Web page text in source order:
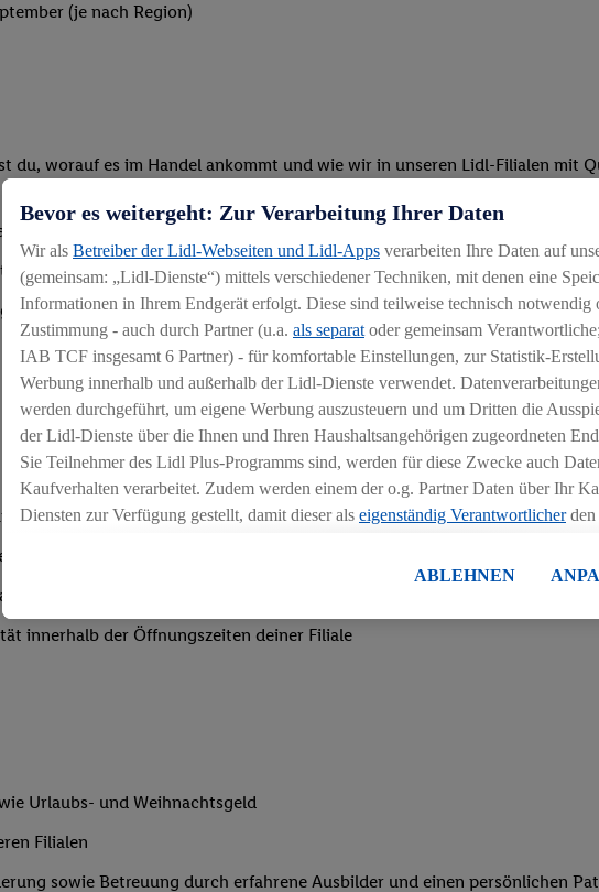
(je nach Region)
du, worauf es im Handel ankommt und wie wir in unseren Lidl-Filialen mit
der Ware, beim Backen oder beim Kassieren: Du packst an und bist mit
bei Inventurarbeiten und stehst unseren Kunden mit Rat und Tat zur
nimmst du an Schulungen und spannenden Azubi-Projekten teil
Umgang mit Menschen
innerhalb der Öffnungszeiten deiner Filiale
Urlaubs- und Weihnachtsgeld
Filialen
sowie Betreuung durch erfahrene Ausbilder und einen persönlichen
Bevor es weitergeht: Zur Verarbeitung Ihrer Daten
Wir als Betreiber der Lidl-Webseiten und Lidl-Apps verarbeiten Ihre Daten auf
(gemeinsam: „Lidl-Dienste“) mittels verschiedener Techniken, mit denen eine
Informationen in Ihrem Endgerät erfolgt. Diese sind teilweise technisch notwendig
Zustimmung - auch durch Partner (u.a. als separat oder gemeinsam
IAB TCF insgesamt 6 Partner) - für komfortable Einstellungen, zur Statistik-
Werbung innerhalb und außerhalb der Lidl-Dienste verwendet.
werden durchgeführt, um eigene Werbung auszusteuern und um Dritten die
der Lidl-Dienste über die Ihnen und Ihren Haushaltsangehörigen zugeordneten
Sie Teilnehmer des Lidl Plus-Programms sind, werden für diese Zwecke auch
Kaufverhalten verarbeitet. Zudem werden einem der o.g. Partner Daten über Ihr
Diensten zur Verfügung gestellt, damit dieser als eigenständig Verantwortlicherden
Die Erstellung personalisierter Werbung basiert auf der Generierung von auch mit
angereicherten Profilen. Dies umfasst die Zusammenführung von Daten (z.B.
Ihr Kaufverhalten in den Lidl-Diensten, Informationen aus Ihrem Kundenkonto -
sowie Ihre genauen Standortdaten) auch über verschiedene Endgeräte und Lidl-
bestehendes Lidl Plus-Konto einloggen, kann darüber hinaus auch Ihre dort
in gemeinsamer Verantwortlichkeit mit einem der oben genannten Partner
beschriebene Utiq-Kennung verwenden können, um Sie in von Dritten betriebenen
ABLEHNEN